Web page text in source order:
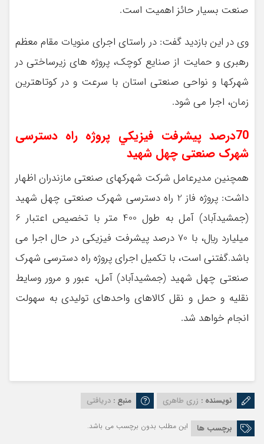
صنعت بسيار حائز اهميت است.
وی در اين بازديد گفت: در راستاي اجراي منويات مقام معظم
رهبري و حمايت از صنايع كوچك، پروژه هاي زيرساختي در
شهركها و نواحي صنعتي استان با سرعت و در كوتاهترين
زمان، اجرا مي شود.
70درصد پيشرفت فيزيكي پروژه راه دسترسی
شهرک صنعتی چهل شهید
همچنین مديرعامل شركت شهركهاي صنعتي مازندران اظهار
داشت: پروژه فاز 2 راه دسترسي شهرك صنعتي چهل شهيد
(جمشيدآباد) آمل به طول 400 متر با تخصيص اعتبار 6
ميليارد ريال، با 70 درصد پيشرفت فيزيكي در حال اجرا مي
باشد.گفتني است، با تكميل اجراي پروژه راه دسترسي شهرك
صنعتي چهل شهيد (جمشيدآباد) آمل، عبور و مرور وسايط
نقليه و حمل و نقل كالاهاي واحدهاي توليدي به سهولت
انجام خواهد شد.
نویسنده : زری طاهری منبع : دریافتی
برچسب ها این مطلب بدون برچسب می باشد.